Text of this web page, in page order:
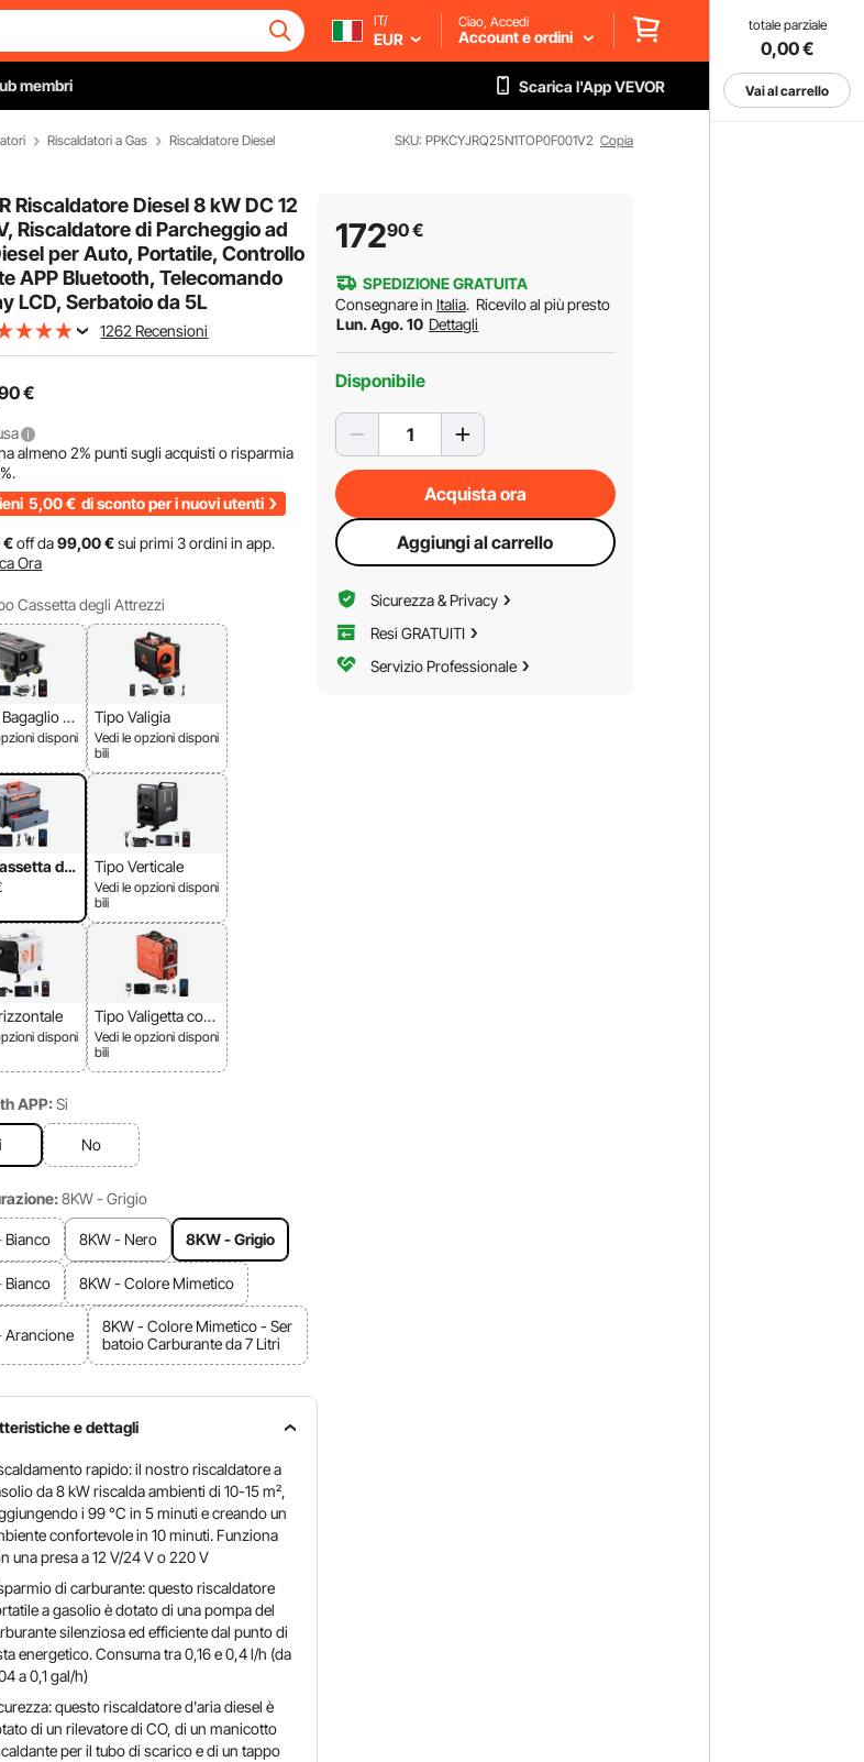
totale parziale
0,00€
Vai al carrello
IT/
EUR
Ciao, Accedi
Account e ordini
membri Scarica l'App VEVOR
Riscaldatori a Gas Riscaldatore Diesel SKU: PPKCYJRQ25N1TOP0F001V2 Copia
Riscaldatore Diesel 8 kW DC 12
Riscaldatore di Parcheggio ad
per Auto, Portatile, Controllo
APP Bluetooth, Telecomando
LCD, Serbatoio da 5L
1262 Recensioni
€
almeno2% punti sugli acquisti o risparmia
.
5,00 € di sconto per i nuovi utenti
€off da99,00 €sui primi 3 ordini in app.
Ora
Cassetta degli Attrezzi
Te
disponi
Tipo Valigia
Vedi le opzioni disponi
bili
de
Tipo Verticale
Vedi le opzioni disponi
bili
disponi
Tipo Valigetta con
Luce
Vedi le opzioni disponi
bili
APP: Si
No
8KW - Grigio
Bianco 8KW - Nero 8KW - Grigio
Bianco 8KW - Colore Mimetico
Arancione
8KW - Colore Mimetico - Ser
batoio Carburante da 7 Litri
e dettagli
rapido: il nostro riscaldatore a
da 8 kW riscalda ambienti di 10-15 m²,
i 99 °C in 5 minuti e creando un
confortevole in 10 minuti. Funziona
una presa a 12 V/24 V o 220 V
di carburante: questo riscaldatore
a gasolio è dotato di una pompa del
silenziosa ed efficiente dal punto di
energetico. Consuma tra 0,16 e 0,4 l/h (da
a 0,1 gal/h)
questo riscaldatore d'aria diesel è
di un rilevatore di CO, di un manicotto
per il tubo di scarico e di un tappo
17290€
SPEDIZIONE GRATUITA
Consegnare in Italia. Ricevilo al più presto
Lun. Ago. 10 Dettagli
Disponibile
Acquista ora
Aggiungi al carrello
Sicurezza & Privacy
Resi GRATUITI
Servizio Professionale